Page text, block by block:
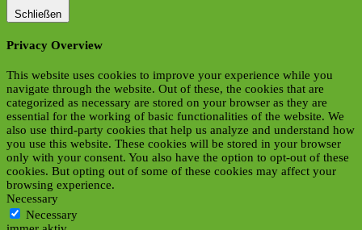
Schließen
Privacy Overview
This website uses cookies to improve your experience while you
navigate through the website. Out of these, the cookies that are
categorized as necessary are stored on your browser as they are
essential for the working of basic functionalities of the website. We
also use third-party cookies that help us analyze and understand how
you use this website. These cookies will be stored in your browser
only with your consent. You also have the option to opt-out of these
cookies. But opting out of some of these cookies may affect your
browsing experience.
Necessary
Necessary